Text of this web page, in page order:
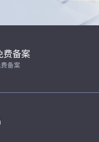
费备案
费备案